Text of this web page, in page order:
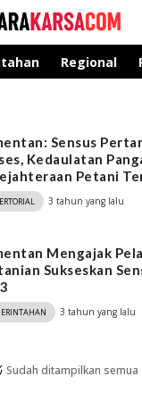
terpercaya
Regional
Sensus
Kedaulatan
Petani
3 tahun yang lalu
Mengajak
Sukseskan
3 tahun yang lalu
Sudah ditampilkan semua